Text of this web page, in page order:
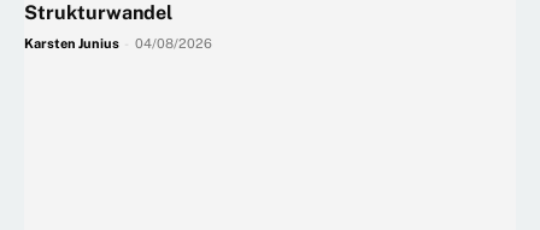
Strukturwandel
Karsten Junius 04/08/2026